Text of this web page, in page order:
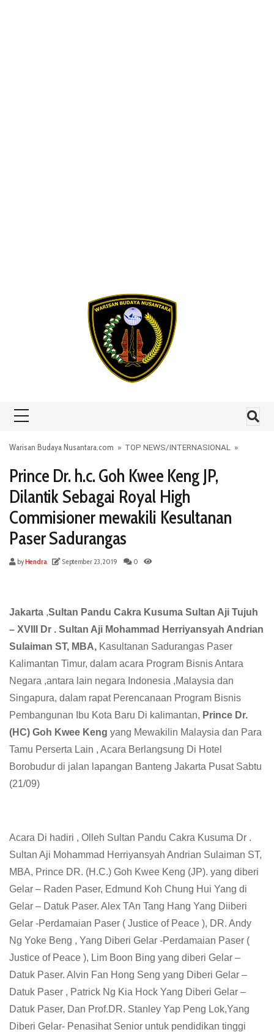
Warisan Budaya Nusantara.com » TOP NEWS/INTERNASIONAL »
Prince Dr. h.c. Goh Kwee Keng JP,
Dilantik Sebagai Royal High
Commisioner mewakili Kesultanan
Paser Sadurangas
byHendra September 23, 2019 0
Jakarta ,Sultan Pandu Cakra Kusuma Sultan Aji Tujuh
– XVIII Dr . Sultan Aji Mohammad Herriyansyah Andrian
Sulaiman ST, MBA, Kasultanan Sadurangas Paser
Kalimantan Timur, dalam acara Program Bisnis Antara
Negara ,antara lain negara Indonesia ,Malaysia dan
Singapura, dalam rapat Perencanaan Program Bisnis
Pembangunan Ibu Kota Baru Di kalimantan, Prince Dr.
(HC) Goh Kwee Keng yang Mewakilin Malaysia dan Para
Tamu Perserta Lain , Acara Berlangsung Di Hotel
Borobudur di jalan lapangan Banteng Jakarta Pusat Sabtu
(21/09)
Acara Di hadiri , Olleh Sultan Pandu Cakra Kusuma Dr .
Sultan Aji Mohammad Herriyansyah Andrian Sulaiman ST,
MBA, Prince DR. (H.C.) Goh Kwee Keng (JP). yang diberi
Gelar – Raden Paser, Edmund Koh Chung Hui Yang di
Gelar – Datuk Paser. Alex TAn Tang Hang Yang Diiberi
Gelar -Perdamaian Paser ( Justice of Peace ), DR. Andy
Ng Yoke Beng , Yang Diberi Gelar -Perdamaian Paser (
Justice of Peace ), Lim Boon Bing yang diberi Gelar –
Datuk Paser. Alvin Fan Hong Seng yang Diberi Gelar –
Datuk Paser , Patrick Ng Kia Hock Yang Diberi Gelar –
Datuk Paser, Dan Prof.DR. Stanley Yap Peng Lok,Yang
Diberi Gelar- Penasihat Senior untuk pendidikan tinggi